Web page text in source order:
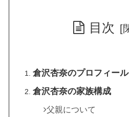
目次
倉沢杏奈のプロフィール
倉沢杏奈の家族構成
父親について